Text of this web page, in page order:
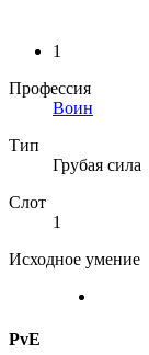
1
Профессия
Воин
Тип
Грубая сила
Слот
1
Исходное умение
PvE